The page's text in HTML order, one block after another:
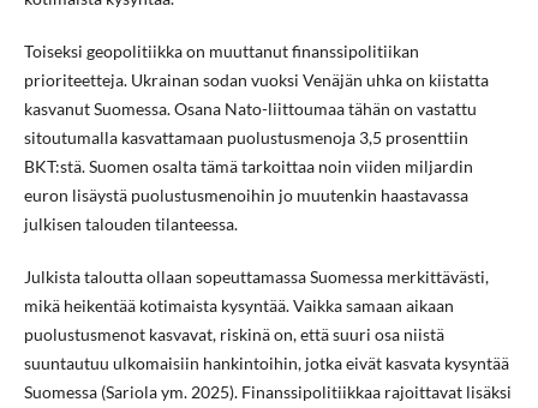
Toiseksi geopolitiikka on muuttanut finanssipolitiikan
prioriteetteja. Ukrainan sodan vuoksi Venäjän uhka on kiistatta
kasvanut Suomessa. Osana Nato-liittoumaa tähän on vastattu
sitoutumalla kasvattamaan puolustusmenoja 3,5 prosenttiin
BKT:stä. Suomen osalta tämä tarkoittaa noin viiden miljardin
euron lisäystä puolustusmenoihin jo muutenkin haastavassa
julkisen talouden tilanteessa.
Julkista taloutta ollaan sopeuttamassa Suomessa merkittävästi,
mikä heikentää kotimaista kysyntää. Vaikka samaan aikaan
puolustusmenot kasvavat, riskinä on, että suuri osa niistä
suuntautuu ulkomaisiin hankintoihin, jotka eivät kasvata kysyntää
Suomessa (Sariola ym. 2025). Finanssipolitiikkaa rajoittavat lisäksi